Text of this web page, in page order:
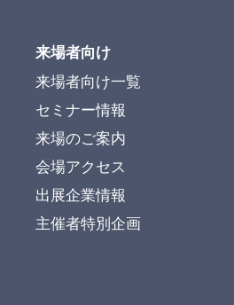
来場者向け
来場者向け一覧
セミナー情報
来場のご案内
会場アクセス
出展企業情報
主催者特別企画